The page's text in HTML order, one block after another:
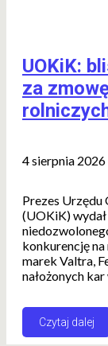
UOKiK:
za
4 sierpnia 2026
Prezes
(UOKiK)
konkurencję
marek Valtra,
nałożonych
Czytaj dalej